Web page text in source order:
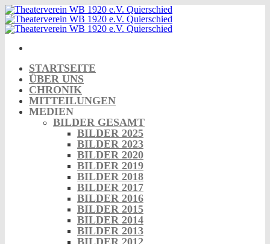
Skip
to
content
STARTSEITE
ÜBER UNS
CHRONIK
MITTEILUNGEN
MEDIEN
BILDER GESAMT
BILDER 2025
BILDER 2023
BILDER 2020
BILDER 2019
BILDER 2018
BILDER 2017
BILDER 2016
BILDER 2015
BILDER 2014
BILDER 2013
BILDER 2012